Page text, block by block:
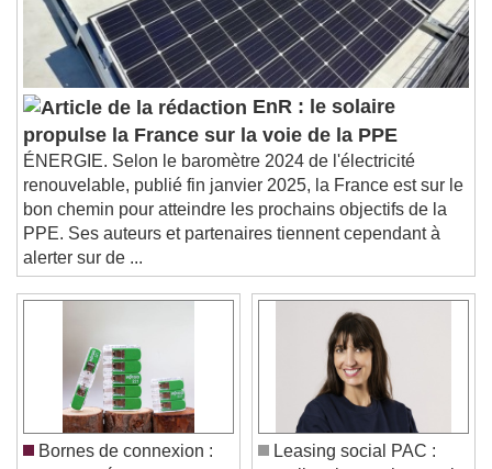
subtitles off, selected
Audio Track
Picture-in-Picture
Fullscreen
This is a modal window.
Beginning of dialog window. Escape will cancel
and close the window.
Text
Text Background
Caption Area Background
Color
Font Size
EnR : le solaire
propulse la France sur la voie de la PPE
ÉNERGIE. Selon le baromètre 2024 de l'électricité
renouvelable, publié fin janvier 2025, la France est sur le
bon chemin pour atteindre les prochains objectifs de la
PPE. Ses auteurs et partenaires tiennent cependant à
alerter sur de ...